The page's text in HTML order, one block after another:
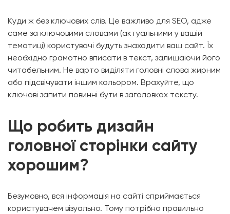
Куди ж без ключових слів. Це важливо для SEO, адже
саме за ключовими словами (актуальними у вашій
тематиці) користувачі будуть знаходити ваш сайт. Їх
необхідно грамотно вписати в текст, залишаючи його
читабельним. Не варто виділяти головні слова жирним
або підсвічувати іншим кольором. Врахуйте, що
ключові запити повинні бути в заголовках тексту.
Що робить дизайн
головної сторінки сайту
хорошим?
Безумовно, вся інформація на сайті сприймається
користувачем візуально. Тому потрібно правильно